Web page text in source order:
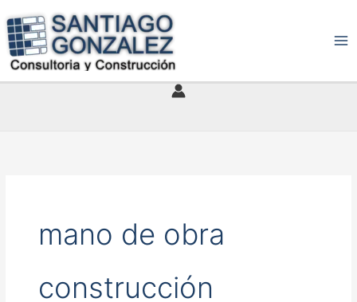
al
contenido
mano de obra
construcción